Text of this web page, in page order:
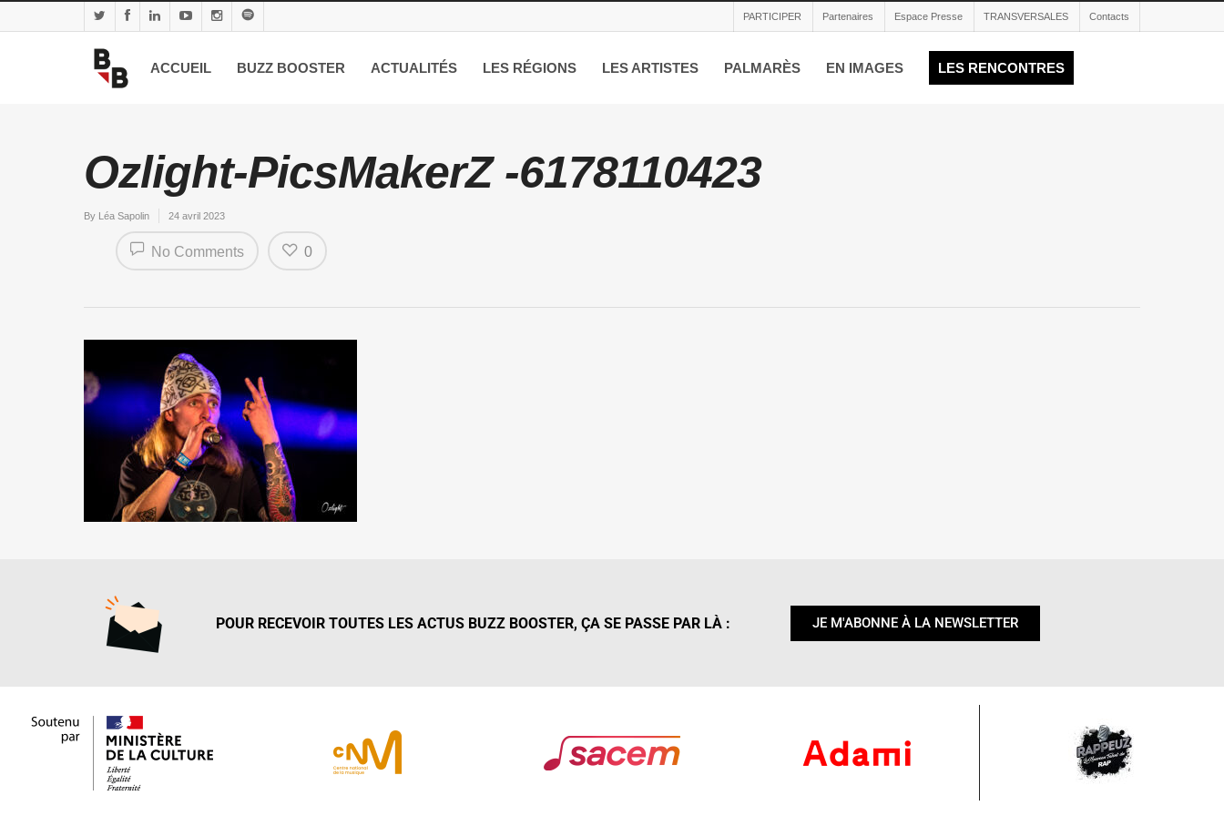
PARTICIPER Partenaires Espace Presse TRANSVERSALES Contacts
ACCUEIL BUZZ BOOSTER ACTUALITÉS LES RÉGIONS LES ARTISTES PALMARÈS EN IMAGES LES RENCONTRES
Ozlight-PicsMakerZ -6178110423
By Léa Sapolin 24 avril 2023
No Comments 0
POUR RECEVOIR TOUTES LES ACTUS BUZZ BOOSTER, ÇA SE PASSE PAR LÀ : JE M'ABONNE À LA NEWSLETTER